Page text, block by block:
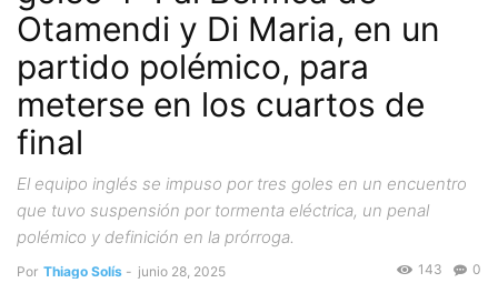
Otamendi y Di Maria, en un
partido polémico, para
meterse en los cuartos de
final
El equipo inglés se impuso por tres goles en un encuentro
que tuvo suspensión por tormenta eléctrica, un penal
polémico y definición en la prórroga.
Por Thiago Solís - junio 28, 2025 0
143